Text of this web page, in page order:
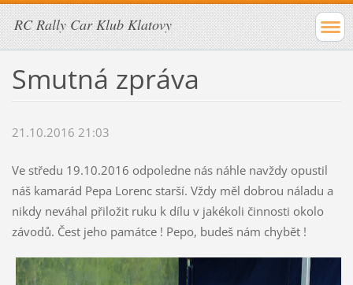
RC Rally Car Klub Klatovy
Smutná zpráva
21.10.2016 21:03
Ve středu 19.10.2016 odpoledne nás náhle navždy opustil
náš kamarád Pepa Lorenc starší. Vždy měl dobrou náladu a
nikdy neváhal přiložit ruku k dílu v jakékoli činnosti okolo
závodů. Čest jeho památce ! Pepo, budeš nám chybět !